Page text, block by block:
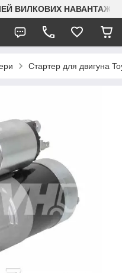
ВИЛКОВИХ
Стартер для двигуна